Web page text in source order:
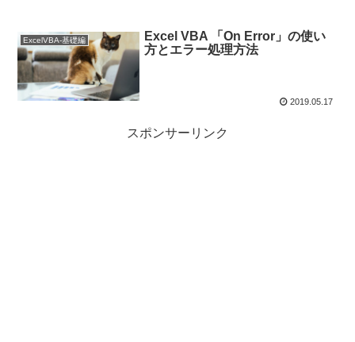
ExcelVBA-基礎編
Excel VBA 「On Error」の使い
方とエラー処理方法
2019.05.17
スポンサーリンク